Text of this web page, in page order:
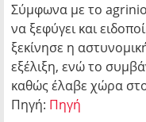
Σύμφωνα με το
να ξεφύγει και
ξεκίνησε η
εξέλιξη, ενώ το
καθώς έλαβε χώρα
Πηγή: Πηγή